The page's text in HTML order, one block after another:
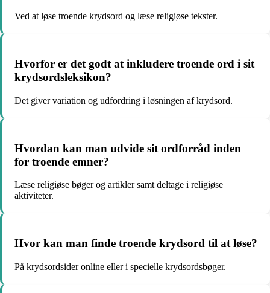
Ved at løse troende krydsord og læse religiøse tekster.
Hvorfor er det godt at inkludere troende ord i sit
krydsordsleksikon?
Det giver variation og udfordring i løsningen af krydsord.
Hvordan kan man udvide sit ordforråd inden
for troende emner?
Læse religiøse bøger og artikler samt deltage i religiøse
aktiviteter.
Hvor kan man finde troende krydsord til at løse?
På krydsordsider online eller i specielle krydsordsbøger.